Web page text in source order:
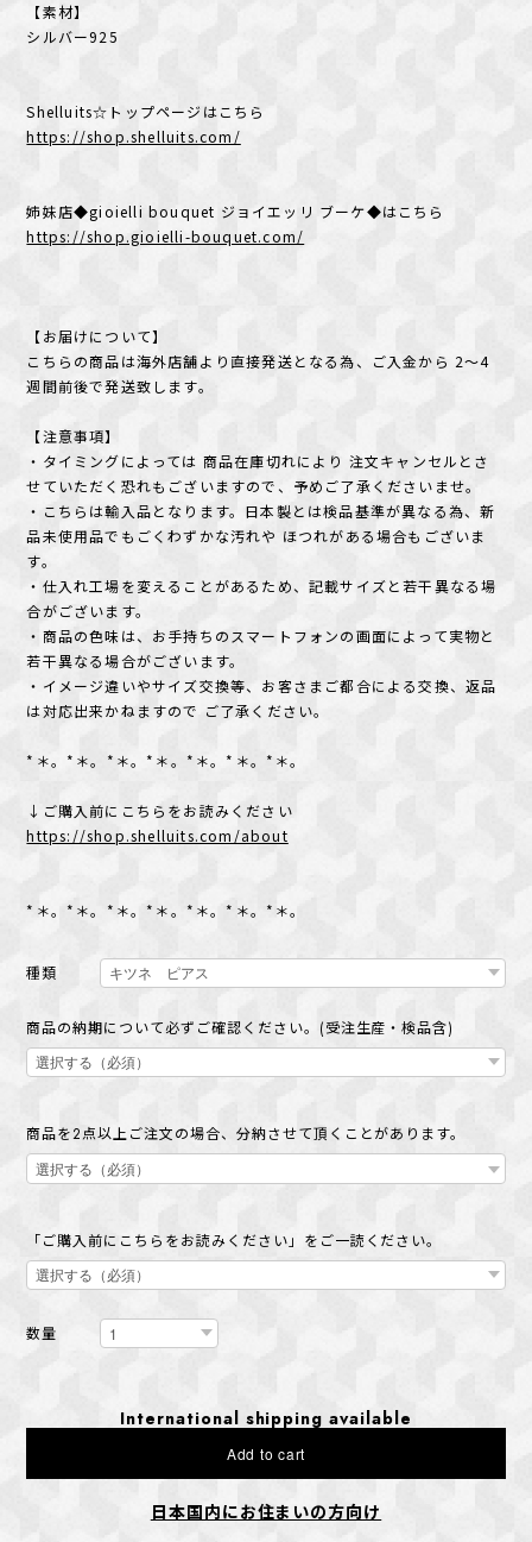
【素材】
シルバー925
Shelluits☆トップページはこちら
https://shop.shelluits.com/
姉妹店◆gioielli bouquet ジョイエッリ ブーケ◆はこちら
https://shop.gioielli-bouquet.com/
【お届けについて】
こちらの商品は海外店舗より直接発送となる為、ご入金から 2〜4
週間前後で発送致します。
【注意事項】
・タイミングによっては 商品在庫切れにより 注文キャンセルとさ
せていただく恐れもございますので、予めご了承くださいませ。
・こちらは輸入品となります。日本製とは検品基準が異なる為、新
品未使用品でもごくわずかな汚れや ほつれがある場合もございま
す。
・仕入れ工場を変えることがあるため、記載サイズと若干異なる場
合がございます。
・商品の色味は、お手持ちのスマートフォンの画面によって実物と
若干異なる場合がございます。
・イメージ違いやサイズ交換等、お客さまご都合による交換、返品
は対応出来かねますので ご了承ください。
*＊。*＊。*＊。*＊。*＊。*＊。*＊。
↓ご購入前にこちらをお読みください
https://shop.shelluits.com/about
*＊。*＊。*＊。*＊。*＊。*＊。*＊。
種類
商品の納期について必ずご確認ください。(受注生産・検品含)
商品を2点以上ご注文の場合、分納させて頂くことがあります。
「ご購入前にこちらをお読みください」をご一読ください。
数量
International shipping available
Add to cart
日本国内にお住まいの方向け